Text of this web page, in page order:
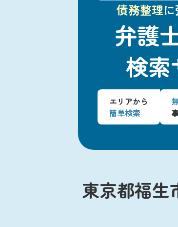
債務整理
弁護
検索
エリアから
簡単検索
東京都福生